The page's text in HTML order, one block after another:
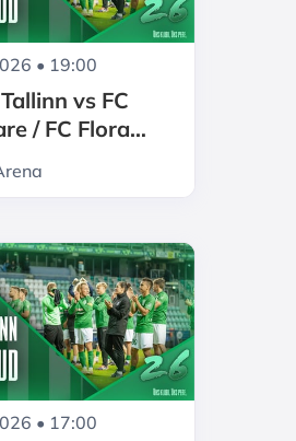
• 19:00
vs FC
/ FC Flora
2026
• 17:00